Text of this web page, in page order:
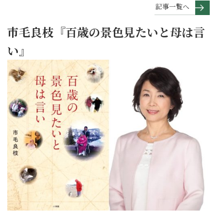
記事一覧へ
市毛良枝『百歳の景色見たいと母は言
い』